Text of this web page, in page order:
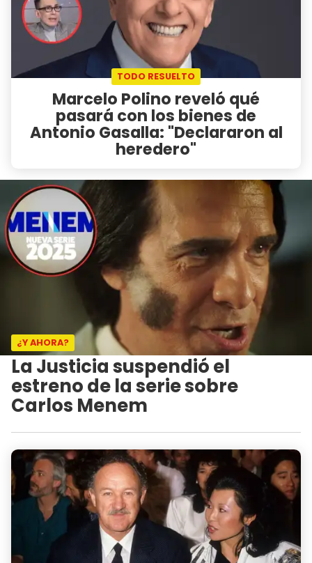
TODO RESUELTO
Marcelo Polino reveló qué
pasará con los bienes de
Antonio Gasalla: "Declararon al
heredero"
¿Y AHORA?
La Justicia suspendió el
estreno de la serie sobre
Carlos Menem